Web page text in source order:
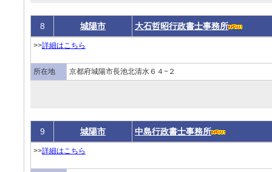
8 城陽市 大石哲昭行政書士事務所
>>詳細はこちら
所在地 京都府城陽市長池北清水６４−２
9 城陽市 中島行政書士事務所
>>詳細はこちら